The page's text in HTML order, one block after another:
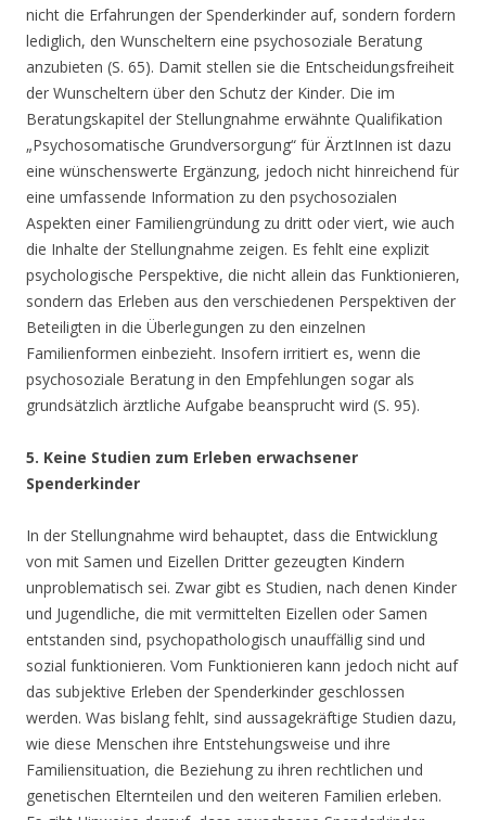
nicht die Erfahrungen der Spenderkinder auf, sondern fordern
lediglich, den Wunscheltern eine psychosoziale Beratung
anzubieten (S. 65). Damit stellen sie die Entscheidungsfreiheit
der Wunscheltern über den Schutz der Kinder. Die im
Beratungskapitel der Stellungnahme erwähnte Qualifikation
„Psychosomatische Grundversorgung“ für ÄrztInnen ist dazu
eine wünschenswerte Ergänzung, jedoch nicht hinreichend für
eine umfassende Information zu den psychosozialen
Aspekten einer Familiengründung zu dritt oder viert, wie auch
die Inhalte der Stellungnahme zeigen. Es fehlt eine explizit
psychologische Perspektive, die nicht allein das Funktionieren,
sondern das Erleben aus den verschiedenen Perspektiven der
Beteiligten in die Überlegungen zu den einzelnen
Familienformen einbezieht. Insofern irritiert es, wenn die
psychosoziale Beratung in den Empfehlungen sogar als
grundsätzlich ärztliche Aufgabe beansprucht wird (S. 95).
5. Keine Studien zum Erleben erwachsener
Spenderkinder
In der Stellungnahme wird behauptet, dass die Entwicklung
von mit Samen und Eizellen Dritter gezeugten Kindern
unproblematisch sei. Zwar gibt es Studien, nach denen Kinder
und Jugendliche, die mit vermittelten Eizellen oder Samen
entstanden sind, psychopathologisch unauffällig sind und
sozial funktionieren. Vom Funktionieren kann jedoch nicht auf
das subjektive Erleben der Spenderkinder geschlossen
werden. Was bislang fehlt, sind aussagekräftige Studien dazu,
wie diese Menschen ihre Entstehungsweise und ihre
Familiensituation, die Beziehung zu ihren rechtlichen und
genetischen Elternteilen und den weiteren Familien erleben.